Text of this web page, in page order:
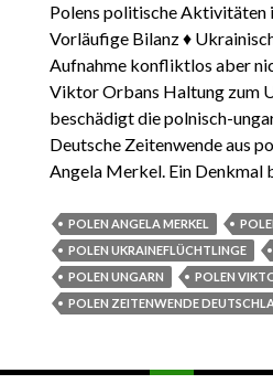
Polens politische Aktivitäten
Vorläufige Bilanz ♦
Aufnahme konfliktlos aber
Viktor Orbans Haltung zum
beschädigt die polnisch-
Deutsche Zeitenwende aus
Angela Merkel. Ein Denkmal
POLEN ANGELA MERKEL
POLEN UKRAINEFLÜCHTLINGE
POLEN UNGARN
POLEN
POLEN ZEITENWENDE